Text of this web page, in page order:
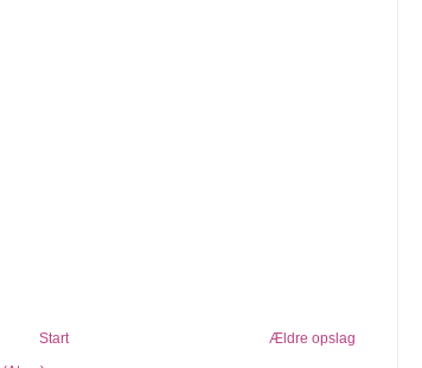
Ældre opslag
Start